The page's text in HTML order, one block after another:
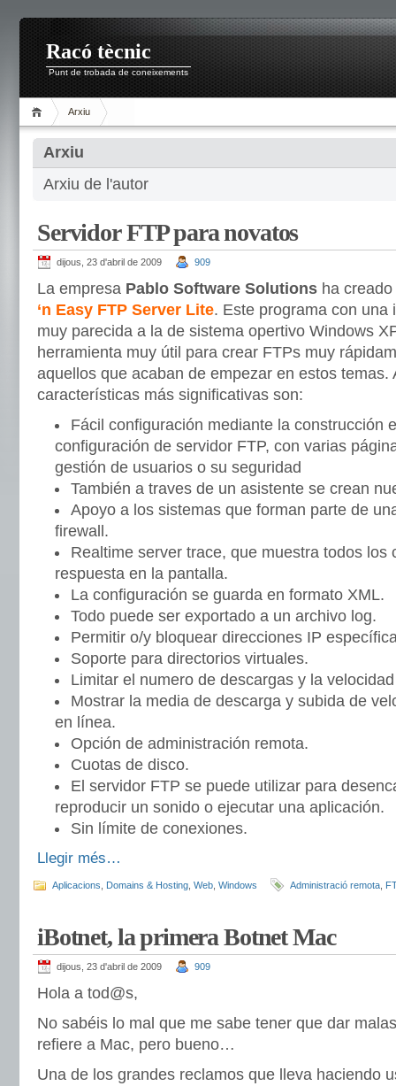
Racó tècnic
Punt de trobada de coneixements
Arxiu
Arxiu
Arxiu de l'autor
Servidor FTP para novatos
dijous, 23 d'abril de 2009 909
La empresa Pablo Software Solutions ha
‘n Easy FTP Server Lite. Este programa con una
muy parecida a la de sistema opertivo Windows
herramienta muy útil para crear FTPs muy
aquellos que acaban de empezar en estos temas.
características más significativas son:
Fácil configuración mediante la construcción
configuración de servidor FTP, con varias
gestión de usuarios o su seguridad
También a traves de un asistente se crean
Apoyo a los sistemas que forman parte de
firewall.
Realtime server trace, que muestra todos los
respuesta en la pantalla.
La configuración se guarda en formato XML.
Todo puede ser exportado a un archivo log.
Permitir o/y bloquear direcciones IP
Soporte para directorios virtuales.
Limitar el numero de descargas y la
Mostrar la media de descarga y subida de
en línea.
Opción de administración remota.
Cuotas de disco.
El servidor FTP se puede utilizar para
reproducir un sonido o ejecutar una aplicación.
Sin límite de conexiones.
Llegir més…
Aplicacions Domains & Hosting Web Windows Administració remota
iBotnet, la primera Botnet Mac
dijous, 23 d'abril de 2009 909
Hola a tod@s,
No sabéis lo mal que me sabe tener que dar
refiere a Mac, pero bueno…
Una de los grandes reclamos que lleva haciendo